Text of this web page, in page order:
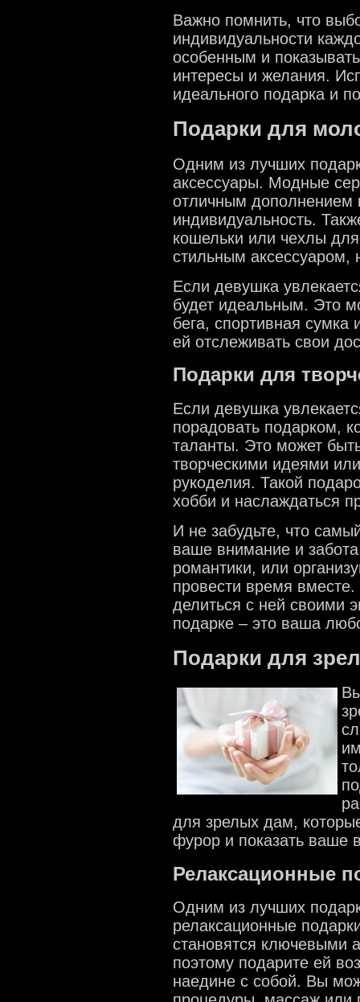
Важно помнить, что
индивидуальности
особенным и
интересы и желания.
идеального подарка и
Подарки для
Одним из лучших
аксессуары. Модные
отличным дополнением
индивидуальность.
кошельки или чехлы
стильным
Если девушка
будет идеальным. Это
бега, спортивная
ей отслеживать свои
Подарки для
Если девушка
порадовать подарком,
таланты. Это может
творческими идеями
рукоделия. Такой
хобби и наслаждаться
И не забудьте, что
ваше внимание и
романтики, или
провести время
делиться с ней своими
подарке – это ваша
Подарки для
для зрелых дам,
фурор и показать ваше
Релаксационные
Одним из лучших
релаксационные
становятся ключевыми
поэтому подарите ей
наедине с собой. Вы